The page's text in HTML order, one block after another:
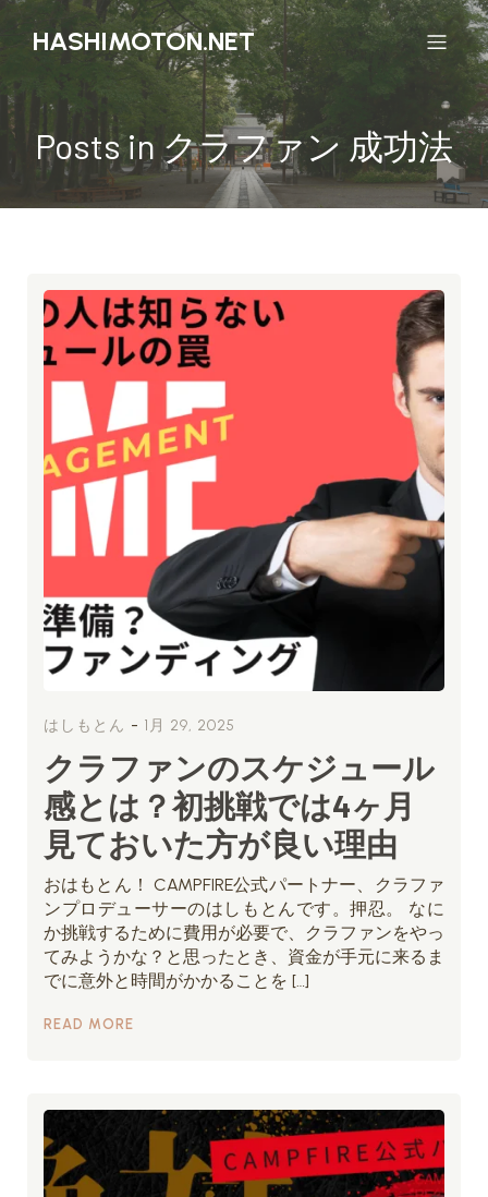
HASHIMOTON.NET
Posts in クラファン 成功法
はしもとん - 1月 29, 2025
クラファンのスケジュール
感とは？初挑戦では4ヶ月
見ておいた方が良い理由
おはもとん！ CAMPFIRE公式パートナー、クラファ
ンプロデューサーのはしもとんです。押忍。 なに
か挑戦するために費用が必要で、クラファンをやっ
てみようかな？と思ったとき、資金が手元に来るま
でに意外と時間がかかることを […]
READ MORE